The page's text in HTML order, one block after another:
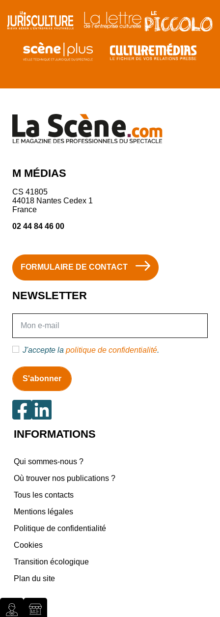
M MÉDIAS
CS 41805
44018 Nantes Cedex 1
France
02 44 84 46 00
FORMULAIRE DE CONTACT
NEWSLETTER
J'accepte la politique de confidentialité.
INFORMATIONS
Qui sommes-nous ?
Où trouver nos publications ?
Tous les contacts
Mentions légales
Politique de confidentialité
Cookies
Transition écologique
Plan du site